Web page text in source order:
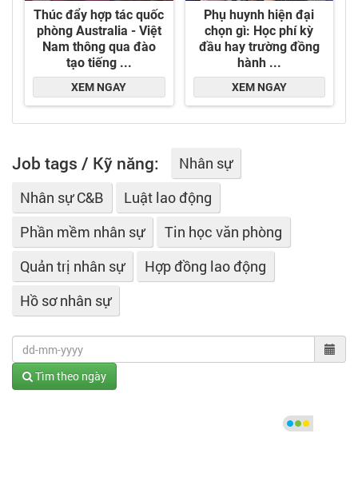
Job tags / Kỹ năng:
Nhân sự
Nhân sự C&B
Luật lao động
Phần mềm nhân sự
Tin học văn phòng
Quản trị nhân sự
Hợp đồng lao động
Hồ sơ nhân sự
Tìm theo ngày